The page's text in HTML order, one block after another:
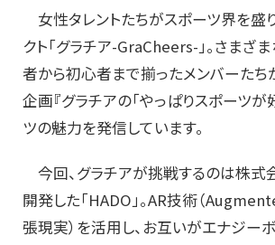
女性タレントたちがスポーツ界を盛
クト「グラチア-GraCheers-」。さまざ
者から初心者まで揃ったメンバーたち
企画『グラチアの「やっぱりスポーツが
ツの魅力を発信しています。
今回、グラチアが挑戦するのは株
開発した「HADO」。AR技術（
張現実）を活用し、お互いがエナジー